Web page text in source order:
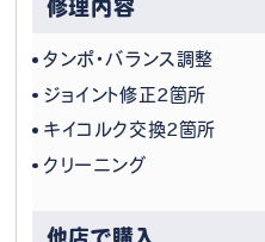
タンポ・バランス調整
ジョイント修正2箇所
キイコルク交換2箇所
クリーニング